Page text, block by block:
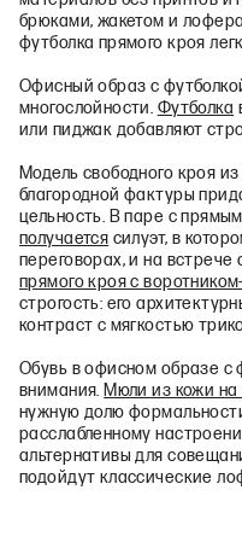
брюками, жакетом и
футболка прямого кроя
Офисный образ с
многослойности. Футболка
или пиджак добавляют
Модель свободного кроя
благородной фактуры
цельность. В паре с
получается силуэт, в
переговорах, и на
прямого кроя с
строгость: его
контраст с мягкостью
Обувь в офисном образе с
внимания. Мюли из кожи на
нужную долю
расслабленному
альтернативы для
подойдут классические